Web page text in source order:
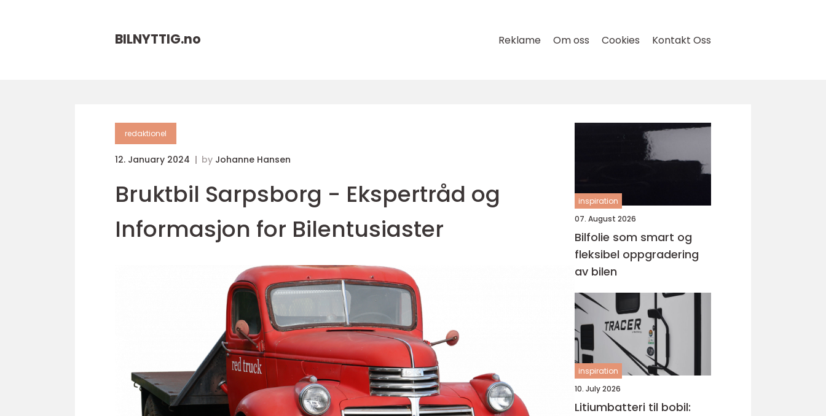
BILNYTTIG.no Reklame Om oss Cookies Kontakt Oss
redaktionel
12. January 2024 by Johanne Hansen
Bruktbil Sarpsborg - Ekspertråd og
Informasjon for Bilentusiaster
inspiration
07. August 2026
Bilfolie som smart og
fleksibel oppgradering
av bilen
inspiration
10. July 2026
Litiumbatteri til bobil: